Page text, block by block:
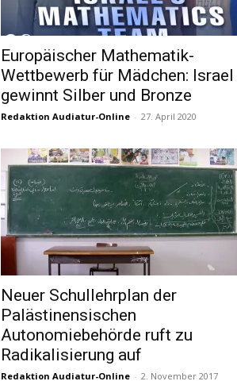
Europäischer Mathematik-
Wettbewerb für Mädchen: Israel
gewinnt Silber und Bronze
Redaktion Audiatur-Online - 27. April 2020
Neuer Schullehrplan der
Palästinensischen
Autonomiebehörde ruft zu
Radikalisierung auf
Redaktion Audiatur-Online - 2. November 2017